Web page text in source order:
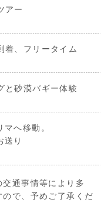
アー
着、フリータイム
と砂漠バギー体験
へ移動。
送り
通事情等により多
で、予めご了承くだ